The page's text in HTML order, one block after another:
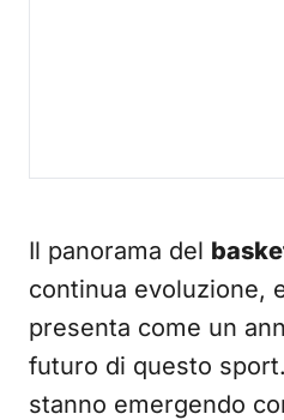
Il panorama del
continua evoluzione,
presenta come un
futuro di questo sport.
stanno emergendo